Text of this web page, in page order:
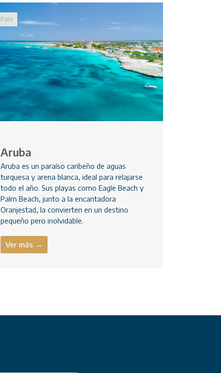
Pais
Aruba
Aruba es un paraíso caribeño de aguas
turquesa y arena blanca, ideal para relajarse
todo el año. Sus playas como Eagle Beach y
Palm Beach, junto a la encantadora
Oranjestad, la convierten en un destino
pequeño pero inolvidable.
Ver más →